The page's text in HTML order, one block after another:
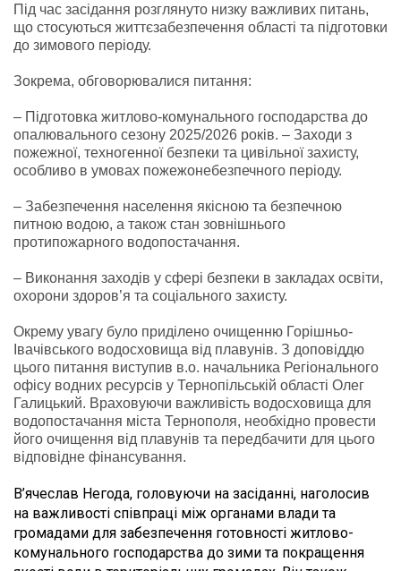
Під час засідання розглянуто низку важливих питань,
що стосуються життєзабезпечення області та підготовки
до зимового періоду.
Зокрема, обговорювалися питання:
– Підготовка житлово-комунального господарства до
опалювального сезону 2025/2026 років. – Заходи з
пожежної, техногенної безпеки та цивільної захисту,
особливо в умовах пожежонебезпечного періоду.
– Забезпечення населення якісною та безпечною
питною водою, а також стан зовнішнього
протипожарного водопостачання.
– Виконання заходів у сфері безпеки в закладах освіти,
охорони здоров’я та соціального захисту.
Окрему увагу було приділено очищенню Горішньо-
Івачівського водосховища від плавунів. З доповіддю
цього питання виступив в.о. начальника Регіонального
офісу водних ресурсів у Тернопільській області Олег
Галицький. Враховуючи важливість водосховища для
водопостачання міста Тернополя, необхідно провести
його очищення від плавунів та передбачити для цього
відповідне фінансування.
В’ячеслав Негода, головуючи на засіданні, наголосив
на важливості співпраці між органами влади та
громадами для забезпечення готовності житлово-
комунального господарства до зими та покращення